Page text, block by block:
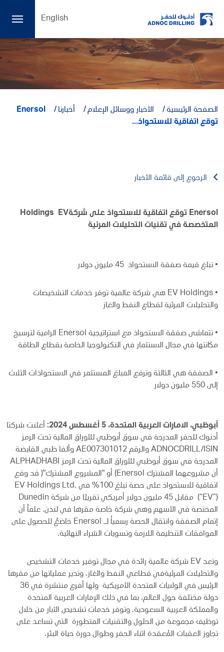
English
الصفحة الرئيسية الأخبار ووسائل الإعلام أخبارنا
Enersol
توقع اتفاقية للاستحواذ...
الرجوع إلى قائمة الأخبار
Enersol توقع اتفاقية للاستحواذ على شركةHoldings EV
المتخصصة في تقنيات التحليلات المرئية
• تبلغ قيمة صفقة الاستحواذ 45 مليون دولار
•
EV Holdings هي شركة عالمية توفر خدمات التشخيصات
والتحليلات المرئية لقطاع النفط والغاز
•
تتماشى صفقة الاستحواذ مع استراتيجية Enersol الرامية لترسيخ
مكانتها في مجال الاستثمار في التكنولوجيا الخاصة بقطاع الطاقة
• الصفقة هي الثالثة وترفع المبلغ المستثمر في الاستحواذات الثلاث
إلى 550 مليون دولار
أبوظبي، الامارات العربية المتحدة، 5 أغسطس 2024:
أعلنت شركتا
أدنوك للحفر المدرجة في سوق أبوظبي للأوراق المالية تحت الرمز
ADNOCDRILL/ISIN والرقم AE007301012 وألفا ظبي القابضة
المدرجة في سوق أبوظبي للأوراق المالية تحت الرمز ALPHADHABI
أن مشروعهما المشترك Enersol) أو "المشروع المشترك"( قد وقع
اتفاقية للاستحواذ على حصة تبلغ 100% في EV Holdings Ltd.
(“EV”) مقابل 45 مليون دولار أمريكي تقريبًا من شركة Dunedin
المختصة في الأسهم وهي شركة خاصة مقرها في لندن. علماً أن
إتمام الصفقة وانتقال الحصة رسمياُ لـ Enersol خاضعٌ للحصول على
الموافقات التنظيمة اللازمة وتسويات الشراء النهائية.
وتعد EV شركة عالمية رائدة في مجال توفير خدمات التشخيص
والتحليلات المرئيةفي قطاعي النفط والغاز، وتدير عملياتها من مقرها
الرئيس في الولايات المتحدة الأمريكية ولها أفرع منتشرة في 36
دولة مختلفة حول العالم، بما في ذلك الإمارات العربية المتحدة
والمملكة العربية السعودية. وتوفر خدمات تشخيص الآبار من خلال
توظيف مجموعة من الحلول والتقنيات المتطورة التي تساعد على
تجاوز العقبات المُعقدة اثناء الحفر وطوال دورة حياة البئر.